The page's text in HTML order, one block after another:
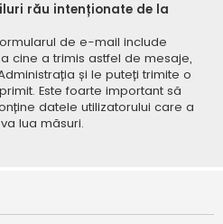
rău intenționate de la
de e-mail include
cine a trimis astfel de mesaje,
și le puteți trimite o
Este foarte important să
datele utilizatorului care a
lua măsuri.